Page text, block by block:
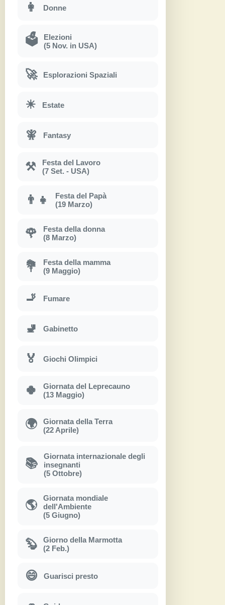
👩 Donne
🗳
Elezioni
(5 Nov. in USA)
🚀 Esplorazioni Spaziali
☀ Estate
🧚 Fantasy
⚒
Festa del Lavoro
(7 Set. - USA)
👨‍👧
Festa del Papà
(19 Marzo)
🌹
Festa della donna
(8 Marzo)
💐
Festa della mamma
(9 Maggio)
🚬 Fumare
🚽 Gabinetto
🏅 Giochi Olimpici
🍀
Giornata del Leprecauno
(13 Maggio)
🌍
Giornata della Terra
(22 Aprile)
📚
Giornata internazionale degli
insegnanti
(5 Ottobre)
🌎
Giornata mondiale
dell'Ambiente
(5 Giugno)
🦫
Giorno della Marmotta
(2 Feb.)
😄 Guarisci presto